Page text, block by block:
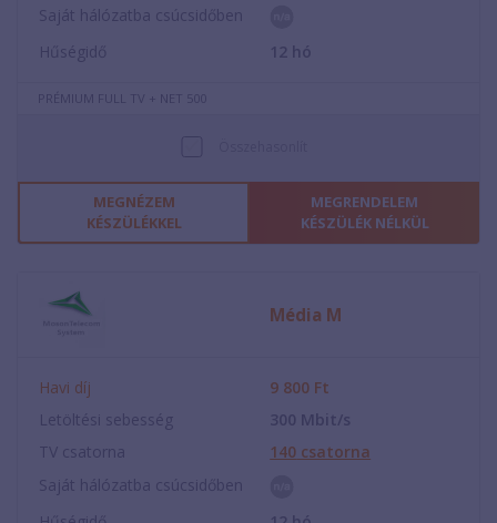
Saját hálózatba csúcsidőben
Hűségidő
12 hó
PRÉMIUM FULL TV + NET 500
MEGNÉZEM
KÉSZÜLÉKKEL
MEGRENDELEM
KÉSZÜLÉK NÉLKÜL
Média M
Havi díj 9 800 Ft
Letöltési sebesség
300 Mbit/s
TV csatorna
140 csatorna
Saját hálózatba csúcsidőben